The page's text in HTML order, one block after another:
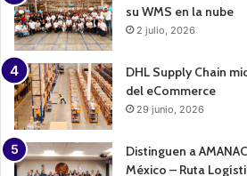
su WMS en la nube
2 julio, 2026
DHL Supply Chain
del eCommerce
29 junio, 2026
Distinguen a
México – Ruta